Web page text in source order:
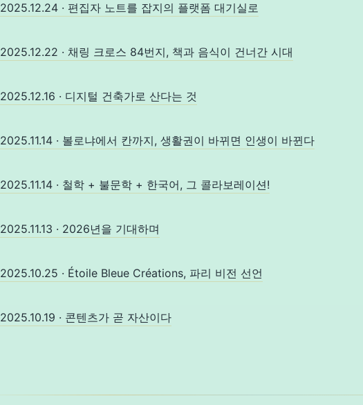
2025.12.24 · 편집자 노트를 잡지의 플랫폼 대기실로
2025.12.22 · 채링 크로스 84번지, 책과 음식이 건너간 시대
2025.12.16 · 디지털 건축가로 산다는 것
2025.11.14 · 볼로냐에서 칸까지, 생활권이 바뀌면 인생이 바뀐다
2025.11.14 · 철학 + 불문학 + 한국어, 그 콜라보레이션!
2025.11.13 · 2026년을 기대하며
2025.10.25 · Étoile Bleue Créations, 파리 비전 선언
2025.10.19 · 콘텐츠가 곧 자산이다